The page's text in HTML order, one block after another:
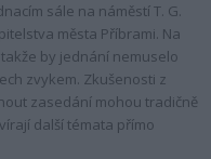
sále na náměstí T. G.
města Příbrami. Na
by jednání nemuselo
zvykem. Zkušenosti z
zasedání mohou tradičně
další témata přímo